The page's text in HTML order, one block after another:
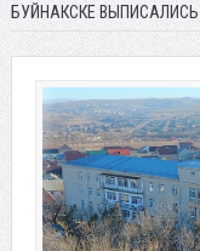
БУЙНАКСКЕ